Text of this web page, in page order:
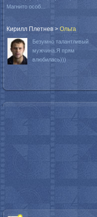
Магнито особ...
Кирилл Плетнев > Oльга
Безумно талантливый
мужчина.Я прям
влюбилась)))